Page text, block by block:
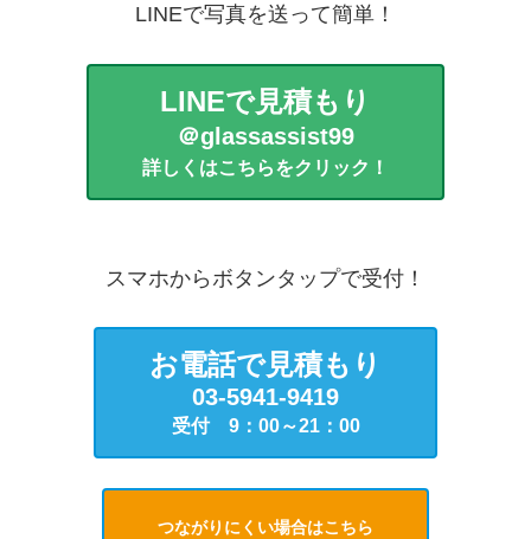
LINEで写真を送って簡単！
LINEで見積もり
＠glassassist99
詳しくはこちらをクリック！
スマホからボタンタップで受付！
お電話で見積もり
03-5941-9419
受付 9：00～21：00
つながりにくい場合はこちら